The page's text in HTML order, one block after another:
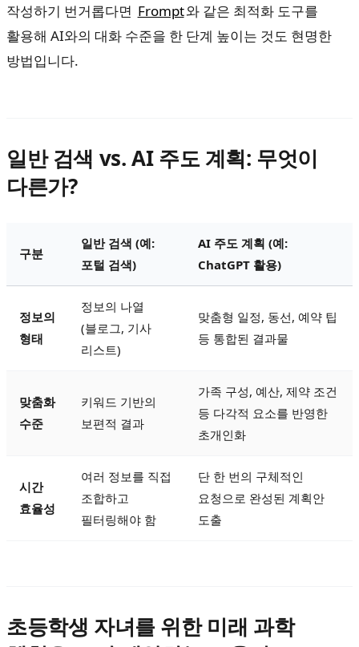
작성하기 번거롭다면 Frompt와 같은 최적화 도구를
활용해 AI와의 대화 수준을 한 단계 높이는 것도 현명한
방법입니다.
일반 검색 vs. AI 주도 계획: 무엇이
다른가?
구분
일반 검색 (예:
포털 검색)
AI 주도 계획 (예:
ChatGPT 활용)
정보의
형태
정보의 나열
(블로그, 기사
리스트)
맞춤형 일정, 동선, 예약 팁
등 통합된 결과물
맞춤화
수준
키워드 기반의
보편적 결과
가족 구성, 예산, 제약 조건
등 다각적 요소를 반영한
초개인화
시간
효율성
여러 정보를 직접
조합하고
필터링해야 함
단 한 번의 구체적인
요청으로 완성된 계획안
도출
초등학생 자녀를 위한 미래 과학